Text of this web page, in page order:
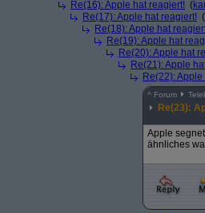
Re(16): Apple hat reagiert! (
Re(17): Apple hat reagiert! (
Re(18): Apple hat
Re(19): Apple hat
Re(20): Apple hat
Re(21): Apple
Re(22):
^ Forum
Re(23):
Apple
ähnliches